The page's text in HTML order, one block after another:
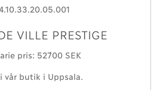
VILLE PRESTIGE
pris: 52´700 SEK
vår butik i Uppsala.